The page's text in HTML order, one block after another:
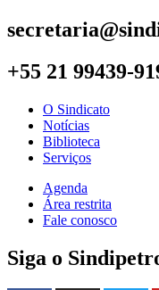
+55 21 99439-
O Sindicato
Notícias
Biblioteca
Serviços
Agenda
Área restrita
Fale conosco
Siga o